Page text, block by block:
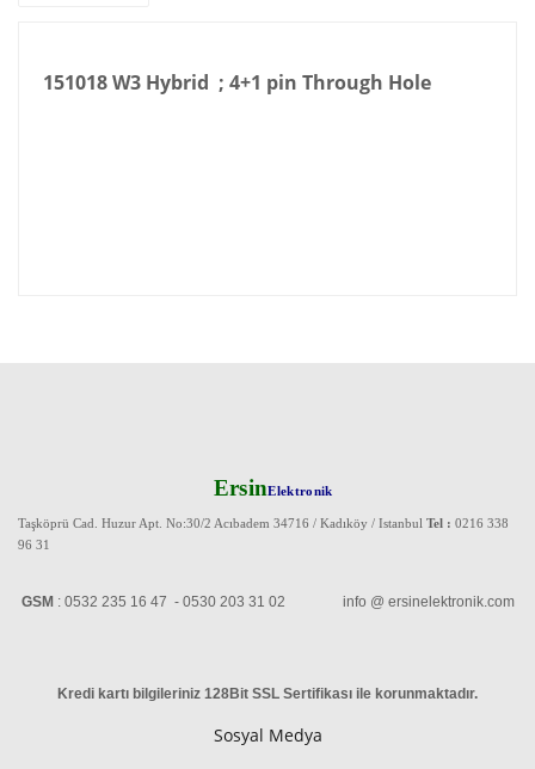
151018 W3 Hybrid ; 4+1 pin Through Hole
ErsinElektronik
Taşköprü Cad. Huzur Apt. No:30/2 Acıbadem 34716 / Kadıköy / Istanbul Tel : 0216 338
96 31
GSM : 0532 235 16 47 - 0530 203 31 02 info @ ersinelektronik.com
Kredi kartı bilgileriniz 128Bit SSL Sertifikası ile korunmaktadır.
Sosyal Medya